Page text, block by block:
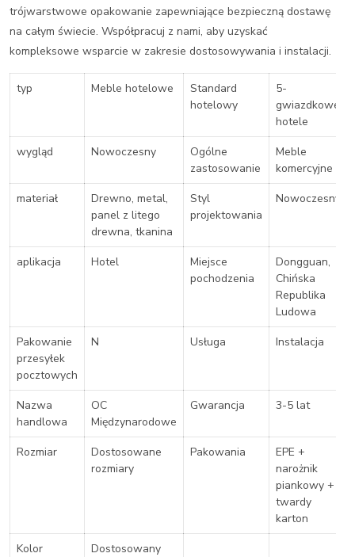
trójwarstwowe opakowanie zapewniające bezpieczną dostawę
na całym świecie. Współpracuj z nami, aby uzyskać
kompleksowe wsparcie w zakresie dostosowywania i instalacji.
typ Meble hotelowe
Standard
hotelowy
5-
gwiazdkowe
hotele
wygląd
Nowoczesny
Ogólne
zastosowanie
Meble
komercyjne
materiał
Drewno, metal,
panel z litego
drewna, tkanina
Styl
projektowania
Nowoczesny
aplikacja Hotel
Miejsce
pochodzenia
Dongguan,
Chińska
Republika
Ludowa
Pakowanie
przesyłek
pocztowych
N Usługa Instalacja
Nazwa
handlowa
OC
Międzynarodowe
Gwarancja 3-5 lat
Rozmiar
Dostosowane
rozmiary
Pakowania
EPE +
narożnik
piankowy +
twardy
karton
Kolor
Dostosowany